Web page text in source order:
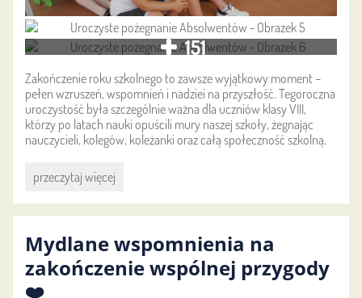
151
Zakończenie roku szkolnego to zawsze wyjątkowy moment –
pełen wzruszeń, wspomnień i nadziei na przyszłość. Tegoroczna
uroczystość była szczególnie ważna dla uczniów klasy VIII,
którzy po latach nauki opuścili mury naszej szkoły, żegnając
nauczycieli, kolegów, koleżanki oraz całą społeczność szkolną.
Uroczyste
Absolwentów:
przeczytaj więcej
Mydlane wspomnienia na
zakończenie wspólnej przygody
❤️